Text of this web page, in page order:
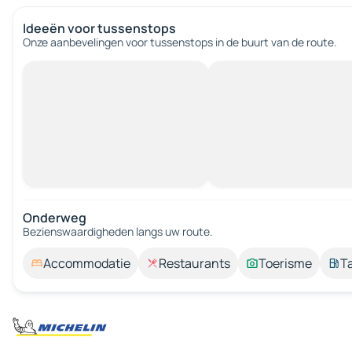
Ideeën voor tussenstops
Onze aanbevelingen voor tussenstops in de buurt van de route.
Onderweg
Bezienswaardigheden langs uw route.
Accommodatie Restaurants Toerisme